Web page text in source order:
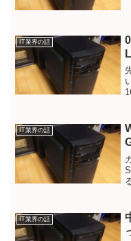
IT業界の話
IT業界の話
IT業界の話